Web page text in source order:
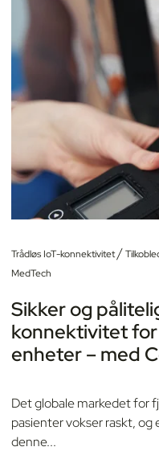
Trådløs IoT-konnektivitet/
MedTech
Sikker og
konnektivitet
enheter – med
Det globale markedet for
pasienter vokser raskt,
denne...